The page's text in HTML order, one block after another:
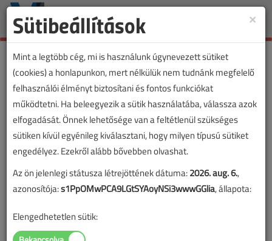
Toggle
×
Sütibeállítások
Mint a legtöbb cég, mi is használunk úgynevezett sütiket
(cookies) a honlapunkon, mert nélkülük nem tudnánk megfelelő
felhasználói élményt biztosítani és fontos funkciókat
működtetni. Ha beleegyezik a sütik használatába, válassza azok
elfogadását. Önnek lehetősége van a feltétlenül szükséges
sütiken kívül egyénileg kiválasztani, hogy milyen típusú sütiket
engedélyez. Ezekről alább bővebben olvashat.
Az ön jelenlegi státusza létrejöttének dátuma:2026. aug. 6.,
azonosítója:s1PpOMwPCA9LGtSYAoyNSi3wwwGGlia, állapota:
Elengedhetetlen sütik: